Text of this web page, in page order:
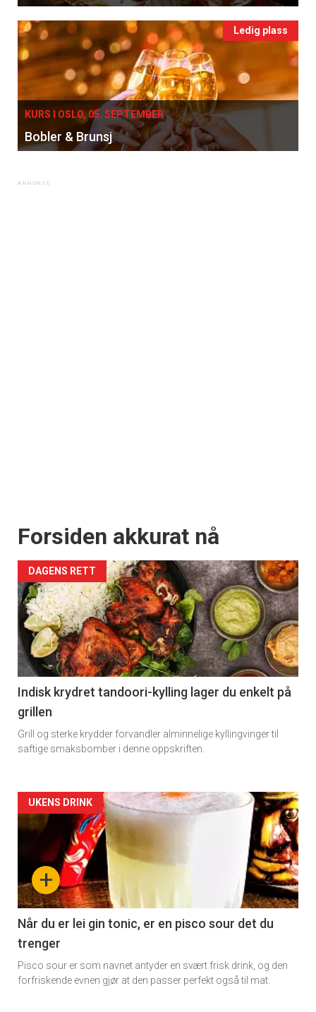
Ledig plass
KURS I OSLO, 05. SEPTEMBER
Bobler & Brunsj
Forsiden akkurat nå
DAGENS RETT
Indisk krydret tandoori-kylling lager du enkelt på
grillen
Grill og sterke krydder forvandler alminnelige kyllingvinger til
saftige smaksbomber i denne oppskriften.
Forsiden
akkurat
nå
-
2
+
UKENS DRINK
Når du er lei gin tonic, er en pisco sour det du
trenger
Pisco sour er som navnet antyder en svært frisk drink, og den
forfriskende evnen gjør at den passer perfekt også til mat.